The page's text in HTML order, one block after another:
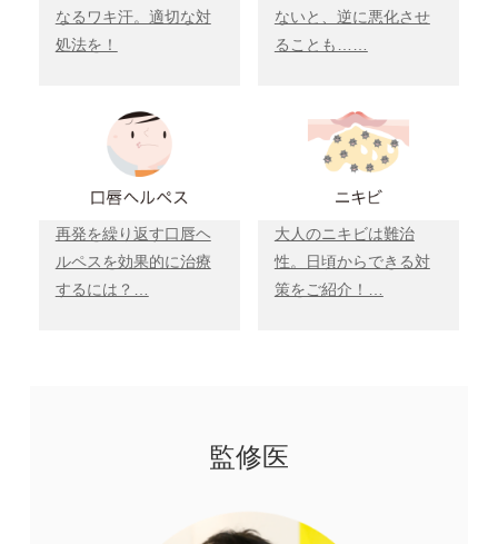
なるワキ汗。適切な対
処法を！
ないと、逆に悪化させ
ることも……
再発を繰り返す口唇ヘ
ルペスを効果的に治療
するには？…
大人のニキビは難治
性。日頃からできる対
策をご紹介！…
監修医